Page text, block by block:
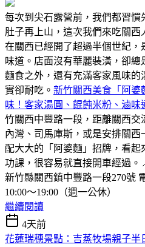
每次到尖石露營前，我們都習
肚子再上山，這次我們來吃關
在關西已經開了超過半個世紀
味道。店面沒有華麗裝潢，卻
麵食之外，還有充滿客家風味
實卻耐吃。 新竹關西美食「阿婆
味！客家湯圓、餛飩米粉、滷味
竹關西中豐路一段，距離關西交
內灣、司馬庫斯，或是安排關
配大大的「阿婆麵」招牌，看
功課，很容易就直接開車經過。
新竹縣關西鎮中豐路一段270號
10:00～19:00（週一公休）
繼續閱讀
4天前
花蓮瑞穗景點：吉蒸牧場親子